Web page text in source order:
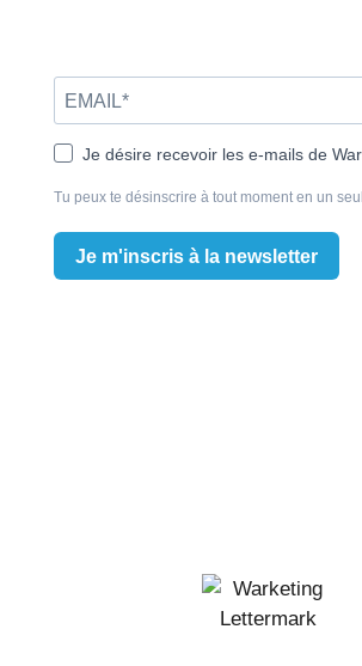
Je désire recevoir les e-mails de
Tu peux te désinscrire à tout moment en un
Je m'inscris à la newsletter